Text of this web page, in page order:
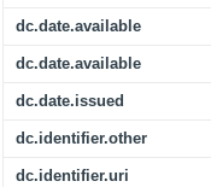
dc.date.available
dc.date.available
dc.date.issued
dc.identifier.other
dc.identifier.uri